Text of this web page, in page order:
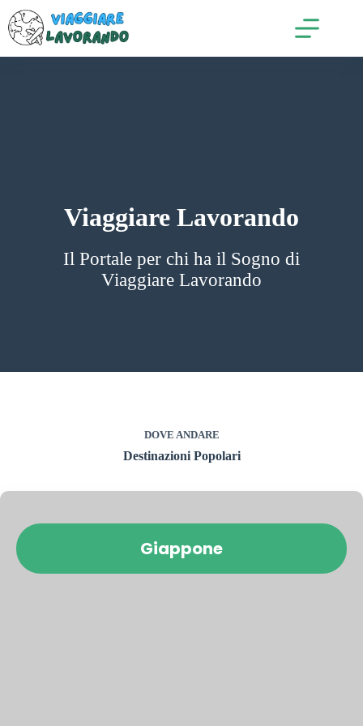
contenuto
Viaggiare Lavorando
Il Portale per chi ha il Sogno di
Viaggiare Lavorando
DOVE ANDARE
Destinazioni Popolari
Giappone